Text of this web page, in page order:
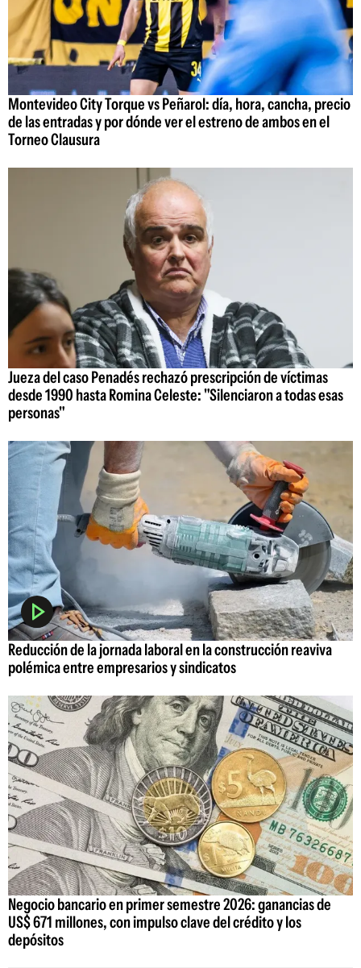
Montevideo City Torque vs Peñarol: día, hora, cancha, precio
de las entradas y por dónde ver el estreno de ambos en el
Torneo Clausura
Jueza del caso Penadés rechazó prescripción de víctimas
desde 1990 hasta Romina Celeste: "Silenciaron a todas esas
personas"
Reducción de la jornada laboral en la construcción reaviva
polémica entre empresarios y sindicatos
Negocio bancario en primer semestre 2026: ganancias de
US$ 671 millones, con impulso clave del crédito y los
depósitos